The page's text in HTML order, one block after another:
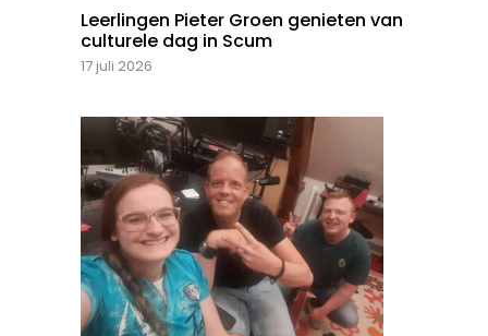
Leerlingen Pieter Groen genieten van
culturele dag in Scum
17 juli 2026